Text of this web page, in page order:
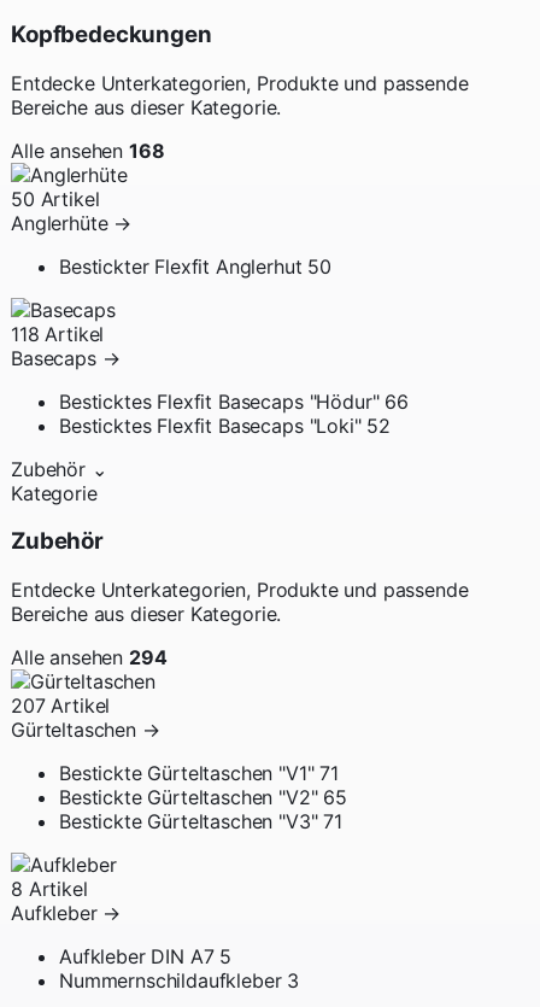
Kopfbedeckungen
Entdecke Unterkategorien, Produkte und passende
Bereiche aus dieser Kategorie.
Alle ansehen 168
50 Artikel
Anglerhüte →
Bestickter Flexfit Anglerhut 50
118 Artikel
Basecaps →
Besticktes Flexfit Basecaps "Hödur" 66
Besticktes Flexfit Basecaps "Loki" 52
Zubehör ⌄
Kategorie
Zubehör
Entdecke Unterkategorien, Produkte und passende
Bereiche aus dieser Kategorie.
Alle ansehen 294
207 Artikel
Gürteltaschen →
Bestickte Gürteltaschen "V1" 71
Bestickte Gürteltaschen "V2" 65
Bestickte Gürteltaschen "V3" 71
8 Artikel
Aufkleber →
Aufkleber DIN A7 5
Nummernschildaufkleber 3